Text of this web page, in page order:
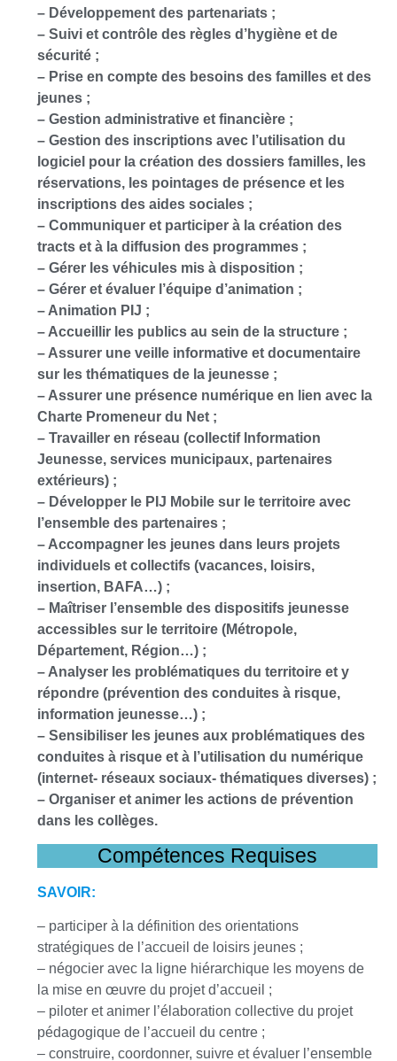
– Développement des partenariats ;
– Suivi et contrôle des règles d’hygiène et de
sécurité ;
– Prise en compte des besoins des familles et des
jeunes ;
– Gestion administrative et financière ;
– Gestion des inscriptions avec l’utilisation du
logiciel pour la création des dossiers familles, les
réservations, les pointages de présence et les
inscriptions des aides sociales ;
– Communiquer et participer à la création des
tracts et à la diffusion des programmes ;
– Gérer les véhicules mis à disposition ;
– Gérer et évaluer l’équipe d’animation ;
– Animation PIJ ;
– Accueillir les publics au sein de la structure ;
– Assurer une veille informative et documentaire
sur les thématiques de la jeunesse ;
– Assurer une présence numérique en lien avec la
Charte Promeneur du Net ;
– Travailler en réseau (collectif Information
Jeunesse, services municipaux, partenaires
extérieurs) ;
– Développer le PIJ Mobile sur le territoire avec
l’ensemble des partenaires ;
– Accompagner les jeunes dans leurs projets
individuels et collectifs (vacances, loisirs,
insertion, BAFA…) ;
– Maîtriser l’ensemble des dispositifs jeunesse
accessibles sur le territoire (Métropole,
Département, Région…) ;
– Analyser les problématiques du territoire et y
répondre (prévention des conduites à risque,
information jeunesse…) ;
– Sensibiliser les jeunes aux problématiques des
conduites à risque et à l’utilisation du numérique
(internet- réseaux sociaux- thématiques diverses) ;
– Organiser et animer les actions de prévention
dans les collèges.
Compétences Requises
SAVOIR:
– participer à la définition des orientations
stratégiques de l’accueil de loisirs jeunes ;
– négocier avec la ligne hiérarchique les moyens de
la mise en œuvre du projet d’accueil ;
– piloter et animer l’élaboration collective du projet
pédagogique de l’accueil du centre ;
– construire, coordonner, suivre et évaluer l’ensemble